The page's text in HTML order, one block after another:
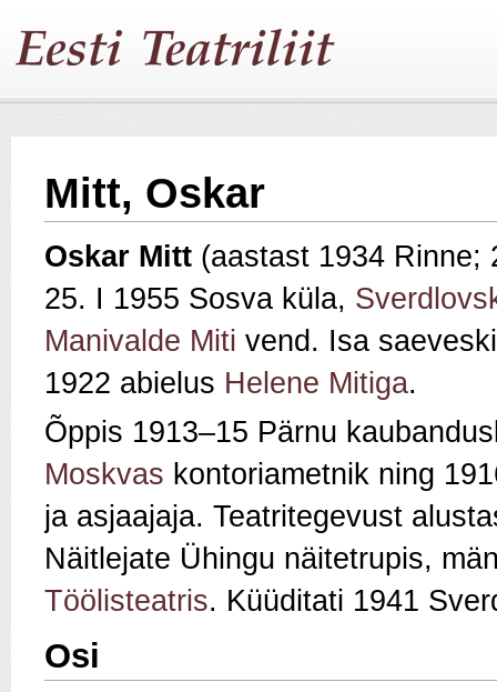
Mitt, Oskar
Oskar Mitt (aastast 1934
25. I 1955 Sosva küla,
Manivalde Miti vend. Isa
1922 abielus Helene Mitiga.
Õppis 1913–15 Pärnu
Moskvas kontoriametnik ning
ja asjaajaja. Teatritegevust
Näitlejate Ühingu näitetrupis,
Töölisteatris. Küüditati 1941
Osi